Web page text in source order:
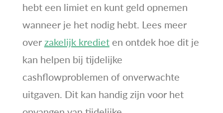
hebt een limiet en kunt geld opnemen
wanneer je het nodig hebt. Lees meer
over zakelijk kredieten ontdek hoe dit je
kan helpen bij tijdelijke
cashflowproblemen of onverwachte
uitgaven. Dit kan handig zijn voor het